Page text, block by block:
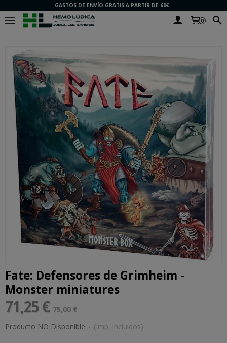
GASTOS DE ENVÍO GRATIS A PARTIR DE 60€
0
Fate: Defensores de Grimheim -
Monster miniatures
71,25 € 75,00 €
Producto NO Disponible - (Imp. Incluidos)